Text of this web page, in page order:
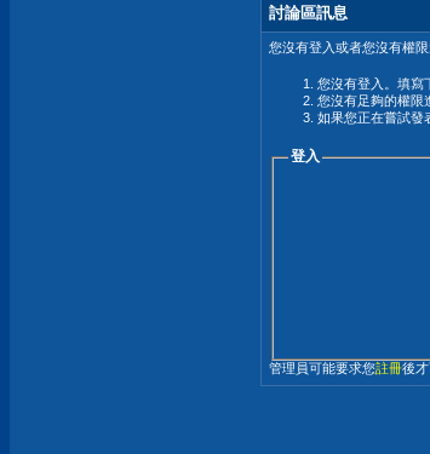
討論區訊息
您沒有登入或者您沒有權
您沒有登入。填寫
您沒有足夠的權限
如果您正在嘗試發
登入
管理員可能要求您註冊後才